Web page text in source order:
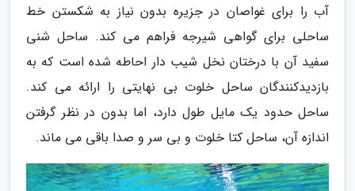
آب را برای غواصان در جزیره بدون نیاز به شکستن خط
ساحلی برای گواهی شیرجه فراهم می کند. ساحل شنی
سفید آن با درختان نخل شیب دار احاطه شده است که به
بازدیدکنندگان ساحل خلوت بی نهایتی را ارائه می کند.
ساحل حدود یک مایل طول دارد، اما بدون در نظر گرفتن
اندازه آن، ساحل کتا خلوت و بی سر و صدا باقی می ماند.